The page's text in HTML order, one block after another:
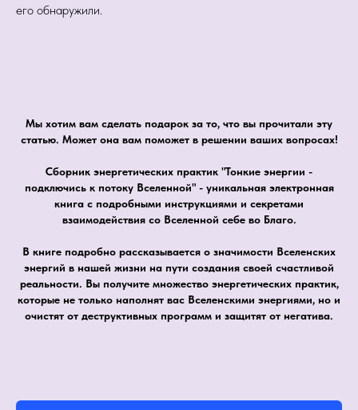
его обнаружили.
Мы хотим вам сделать подарок за то, что вы прочитали эту
статью. Может она вам поможет в решении ваших вопросах!
Сборник энергетических практик "Тонкие энергии -
подключись к потоку Вселенной" - уникальная электронная
книга с подробными инструкциями и секретами
взаимодействия со Вселенной себе во Благо.
В книге подробно рассказывается о значимости Вселенских
энергий в нашей жизни на пути создания своей счастливой
реальности. Вы получите множество энергетических практик,
которые не только наполнят вас Вселенскими энергиями, но и
очистят от деструктивных программ и защитят от негатива.